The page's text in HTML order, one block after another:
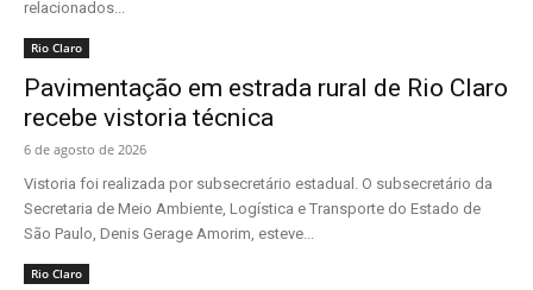
relacionados...
Rio Claro
Pavimentação em estrada rural de Rio Claro
recebe vistoria técnica
6 de agosto de 2026
Vistoria foi realizada por subsecretário estadual. O subsecretário da
Secretaria de Meio Ambiente, Logística e Transporte do Estado de
São Paulo, Denis Gerage Amorim, esteve...
Rio Claro